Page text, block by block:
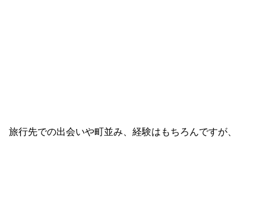
旅行先での出会いや町並み、経験はもちろんですが、